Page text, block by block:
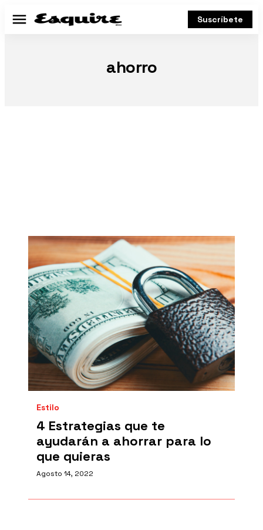
Menú Suscríbete
ahorro
Estilo
4 Estrategias que te
ayudarán a ahorrar para lo
que quieras
Agosto 14, 2022